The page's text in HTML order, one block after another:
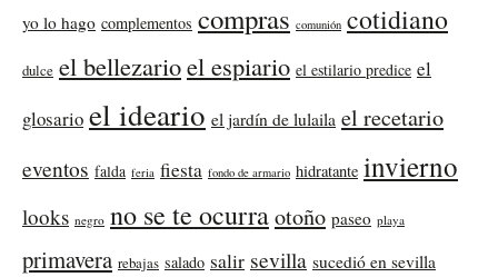
yo lo hago complementos compras comunión cotidiano
dulce el bellezarioel espiario el estilario predice el
glosario el ideario el jardín de lulaila el recetario
eventos falda feria fiesta fondo de armario hidratante invierno
looks negro no se te ocurraotoño paseo playa
primavera rebajas salado salir sevilla sucedió en sevilla